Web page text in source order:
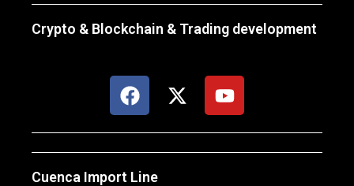
Crypto & Blockchain & Trading development
Cuenca Import Line